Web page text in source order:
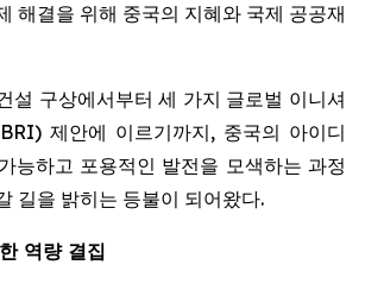
해결을 위해 중국의 지혜와 국제 공공재
설 구상에서부터 세 가지 글로벌 이니셔
제안에 이르기까지, 중국의 아이디
능하고 포용적인 발전을 모색하는 과정
길을 밝히는 등불이 되어왔다.
역량 결집